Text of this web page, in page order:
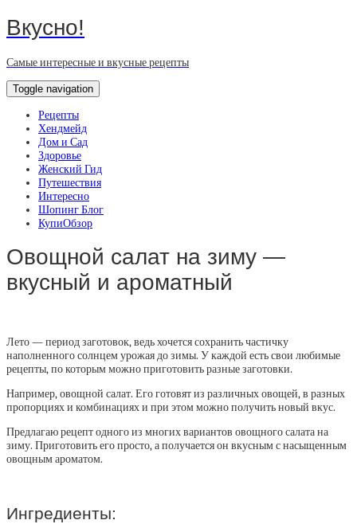
Вкусно!
Самые интересные и вкусные рецепты
Toggle navigation
Рецепты
Хендмейд
Дом и Сад
Здоровье
Женский Гид
Путешествия
Интересно
Шопинг Блог
КупиОбзор
Овощной салат на зиму —
вкусный и ароматный
Лето — период заготовок, ведь хочется сохранить частичку
наполненного солнцем урожая до зимы. У каждой есть свои любимые
рецепты, по которым можно приготовить разные заготовки.
Например, овощной салат. Его готовят из различных овощей, в разных
пропорциях и комбинациях и при этом можно получить новый вкус.
Предлагаю рецепт одного из многих вариантов овощного салата на
зиму. Приготовить его просто, а получается он вкусным с насыщенным
овощным ароматом.
Ингредиенты: